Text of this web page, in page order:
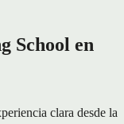
School en
clara desde la